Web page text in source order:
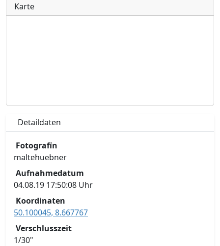
Karte
Detaildaten
Fotografïn
maltehuebner
Aufnahmedatum
04.08.19 17:50:08 Uhr
Koordinaten
50.100045, 8.667767
Verschlusszeit
1/30"